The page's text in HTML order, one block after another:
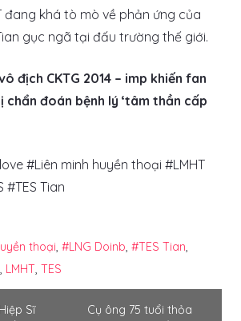
đang khá tò mò về phản ứng của
gục ngã tại đấu trường thế giới.
địch CKTG 2014 – imp khiến fan
chẩn đoán bệnh lý ‘tâm thần cấp
#Liên minh huyền thoại #LMHT
#TES Tian
thoại, #LNG Doinb, #TES Tian,
, LMHT, TES
Sĩ
Cụ ông 75 tuổi thỏa